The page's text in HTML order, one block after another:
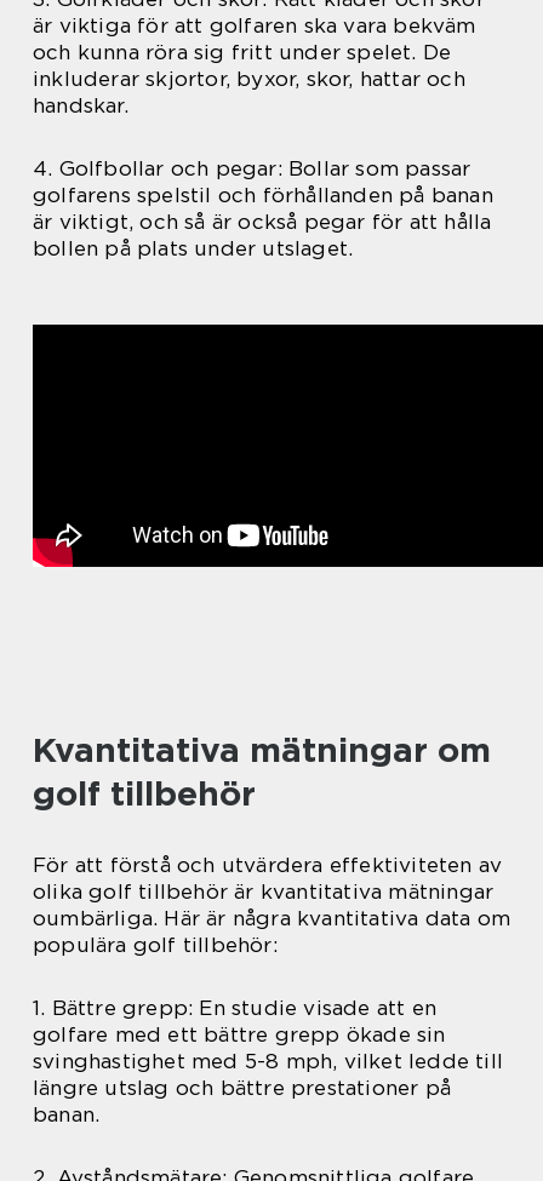
är viktiga för att golfaren ska vara bekväm
och kunna röra sig fritt under spelet. De
inkluderar skjortor, byxor, skor, hattar och
handskar.
4. Golfbollar och pegar: Bollar som passar
golfarens spelstil och förhållanden på banan
är viktigt, och så är också pegar för att hålla
bollen på plats under utslaget.
Kvantitativa mätningar om
golf tillbehör
För att förstå och utvärdera effektiviteten av
olika golf tillbehör är kvantitativa mätningar
oumbärliga. Här är några kvantitativa data om
populära golf tillbehör:
1. Bättre grepp: En studie visade att en
golfare med ett bättre grepp ökade sin
svinghastighet med 5-8 mph, vilket ledde till
längre utslag och bättre prestationer på
banan.